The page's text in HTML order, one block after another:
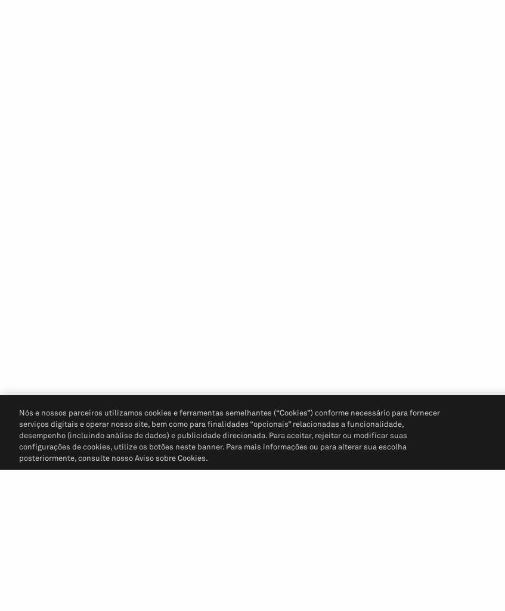
Nós e nossos parceiros utilizamos cookies e ferramentas semelhantes (“Cookies”) conforme necessário para fornecer
serviços digitais e operar nosso site, bem como para finalidades “opcionais” relacionadas a funcionalidade,
desempenho (incluindo análise de dados) e publicidade direcionada. Para aceitar, rejeitar ou modificar suas
configurações de cookies, utilize os botões neste banner. Para mais informações ou para alterar sua escolha
posteriormente, consulte nosso Aviso sobre Cookies.